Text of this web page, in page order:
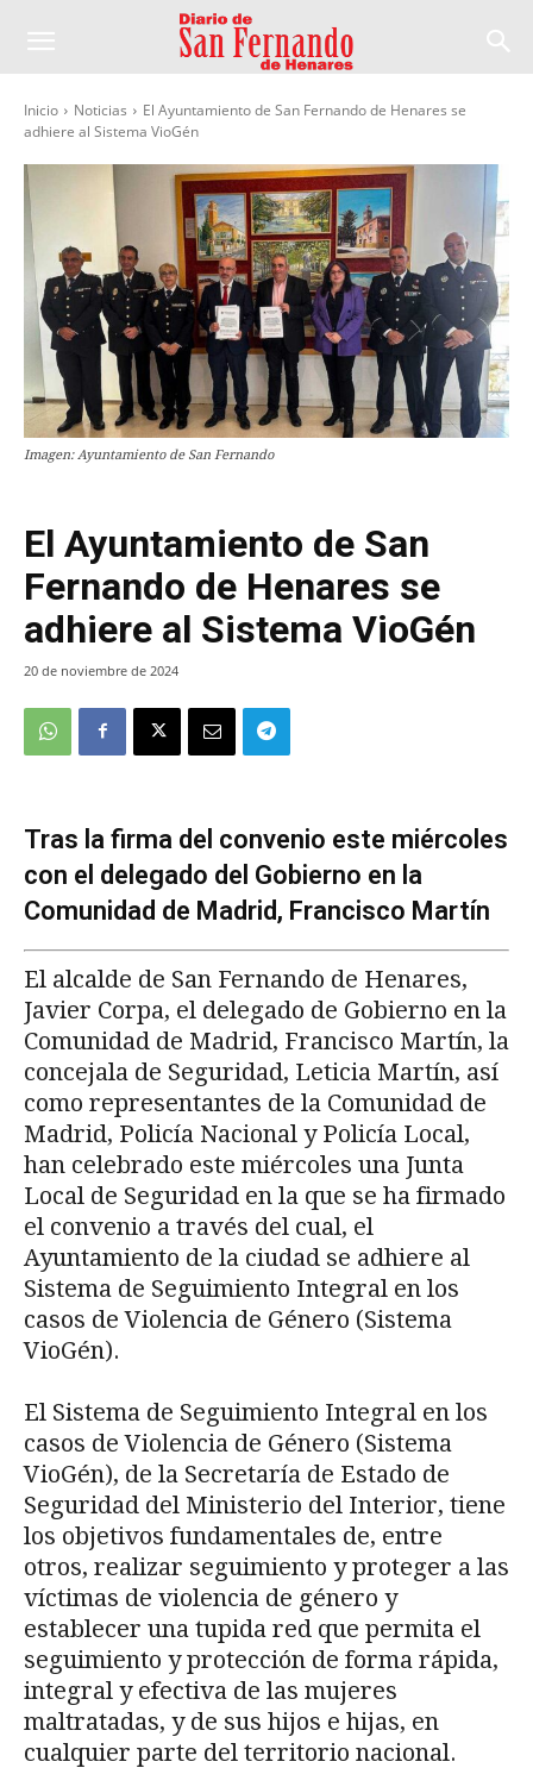
Inicio Noticias
El Ayuntamiento de San Fernando de Henares se
adhiere al Sistema VioGén
Imagen: Ayuntamiento de San Fernando
El Ayuntamiento de San
Fernando de Henares se
adhiere al Sistema VioGén
20 de noviembre de 2024
Tras la firma del convenio este miércoles
con el delegado del Gobierno en la
Comunidad de Madrid, Francisco Martín
El alcalde de San Fernando de Henares,
Javier Corpa, el delegado de Gobierno en la
Comunidad de Madrid, Francisco Martín, la
concejala de Seguridad, Leticia Martín, así
como representantes de la Comunidad de
Madrid, Policía Nacional y Policía Local,
han celebrado este miércoles una Junta
Local de Seguridad en la que se ha firmado
el convenio a través del cual, el
Ayuntamiento de la ciudad se adhiere al
Sistema de Seguimiento Integral en los
casos de Violencia de Género (Sistema
VioGén).
El Sistema de Seguimiento Integral en los
casos de Violencia de Género (Sistema
VioGén), de la Secretaría de Estado de
Seguridad del Ministerio del Interior, tiene
los objetivos fundamentales de, entre
otros, realizar seguimiento y proteger a las
víctimas de violencia de género y
establecer una tupida red que permita el
seguimiento y protección de forma rápida,
integral y efectiva de las mujeres
maltratadas, y de sus hijos e hijas, en
cualquier parte del territorio nacional.